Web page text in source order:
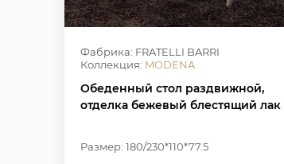
Фабрика: FRATELLI BARRI
Коллекция: MODENA
Обеденный стол раздвижной,
отделка бежевый блестящий лак
Размер: 180/230*110*77.5